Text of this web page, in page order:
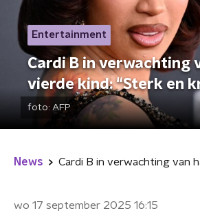
Entertainment
Cardi B in verwachting
vierde kind: “Sterk en
foto: AFP
News
wo 17 september 2025 16:15